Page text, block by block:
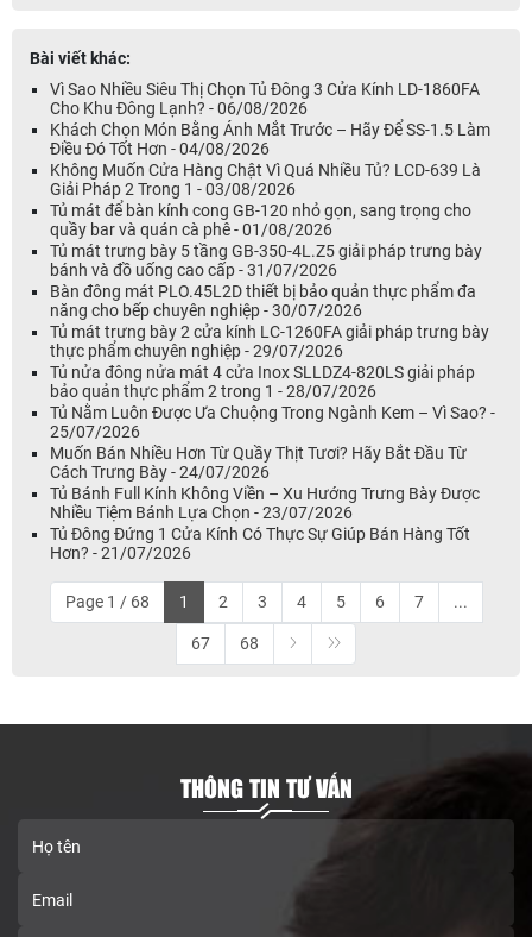
Bài viết khác:
Vì Sao Nhiều Siêu Thị Chọn Tủ Đông 3 Cửa Kính LD-1860FA
Cho Khu Đông Lạnh? - 06/08/2026
Khách Chọn Món Bằng Ánh Mắt Trước – Hãy Để SS-1.5 Làm
Điều Đó Tốt Hơn - 04/08/2026
Không Muốn Cửa Hàng Chật Vì Quá Nhiều Tủ? LCD-639 Là
Giải Pháp 2 Trong 1 - 03/08/2026
Tủ mát để bàn kính cong GB-120 nhỏ gọn, sang trọng cho
quầy bar và quán cà phê - 01/08/2026
Tủ mát trưng bày 5 tầng GB-350-4L.Z5 giải pháp trưng bày
bánh và đồ uống cao cấp - 31/07/2026
Bàn đông mát PLO.45L2D thiết bị bảo quản thực phẩm đa
năng cho bếp chuyên nghiệp - 30/07/2026
Tủ mát trưng bày 2 cửa kính LC-1260FA giải pháp trưng bày
thực phẩm chuyên nghiệp - 29/07/2026
Tủ nửa đông nửa mát 4 cửa Inox SLLDZ4-820LS giải pháp
bảo quản thực phẩm 2 trong 1 - 28/07/2026
Tủ Nằm Luôn Được Ưa Chuộng Trong Ngành Kem – Vì Sao? -
25/07/2026
Muốn Bán Nhiều Hơn Từ Quầy Thịt Tươi? Hãy Bắt Đầu Từ
Cách Trưng Bày - 24/07/2026
Tủ Bánh Full Kính Không Viền – Xu Hướng Trưng Bày Được
Nhiều Tiệm Bánh Lựa Chọn - 23/07/2026
Tủ Đông Đứng 1 Cửa Kính Có Thực Sự Giúp Bán Hàng Tốt
Hơn? - 21/07/2026
Page 1 / 68 1 2 3 4 5 6 7 ...
67 68
THÔNG TIN TƯ VẤN